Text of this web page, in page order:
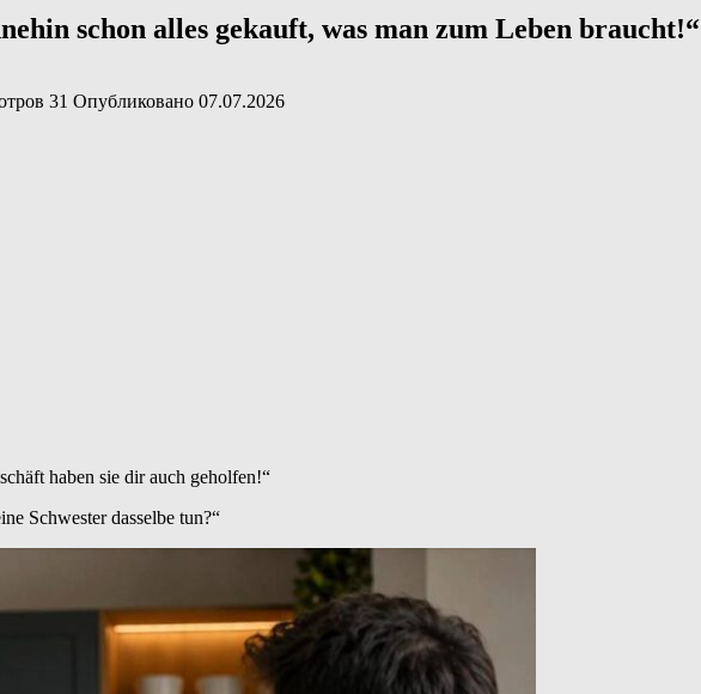
schon alles gekauft, was man zum Leben braucht!“
31 Опубликовано 07.07.2026
haben sie dir auch geholfen!“
Schwester dasselbe tun?“